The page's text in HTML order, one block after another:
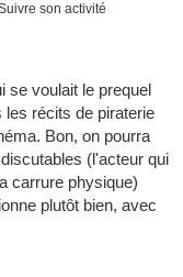
son activité
se voulait le prequel
récits de piraterie
Bon, on pourra
(l'acteur qui
carrure physique)
plutôt bien, avec